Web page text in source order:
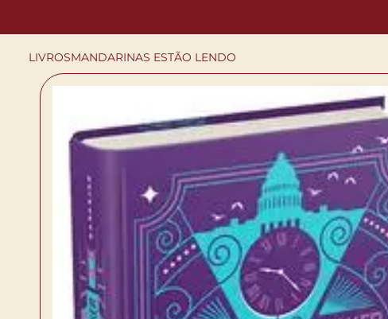
LIVROSMANDARINAS ESTÃO LENDO